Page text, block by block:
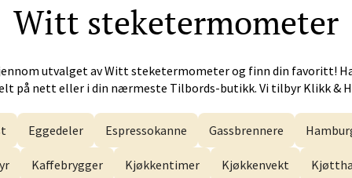
Witt steketermometer
utvalget avWittsteketermometer og finn din favoritt!
på nett eller i din nærmeste Tilbords-butikk. Vi tilbyr Klikk &
Eggedeler Espressokanne Gassbrennere
Kaffebrygger Kjøkkentimer Kjøkkenvekt
- CC Gjøvik
10-21